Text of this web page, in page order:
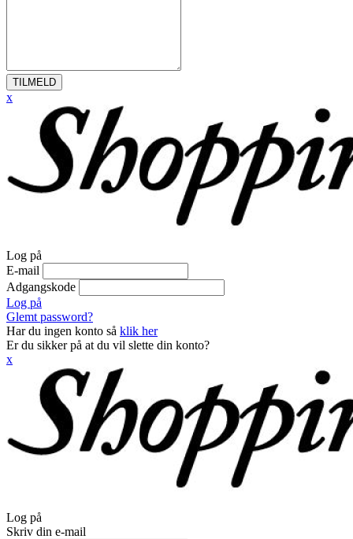
TILMELD
x
Log på
E-mail
Adgangskode
Log på
Glemt password?
Har du ingen konto så klik her
Er du sikker på at du vil slette din konto?
x
Log på
Skriv din e-mail